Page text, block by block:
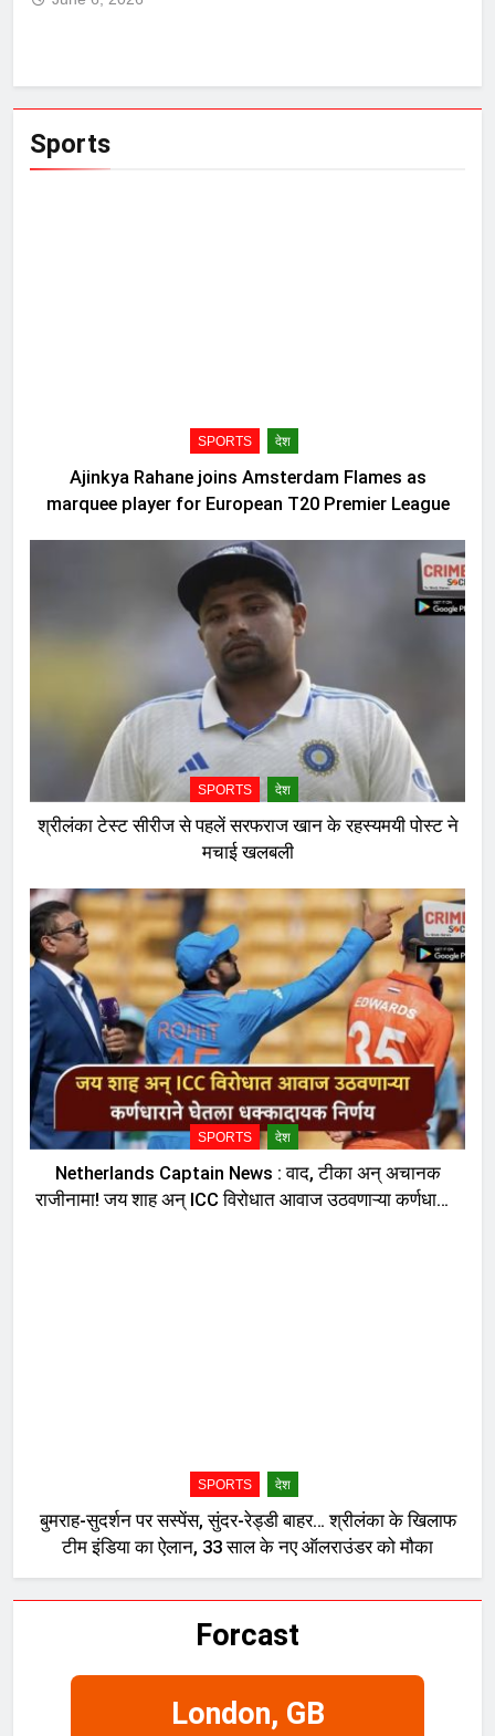
Sports
SPORTS देश
Ajinkya Rahane joins Amsterdam Flames as
marquee player for European T20 Premier League
SPORTS देश
श्रीलंका टेस्ट सीरीज से पहलें सरफराज खान के रहस्यमयी पोस्ट ने
मचाई खलबली
SPORTS देश
Netherlands Captain News : वाद, टीका अन् अचानक
राजीनामा! जय शाह अन् ICC विरोधात आवाज उठवणाऱ्या कर्णधाराने
SPORTS देश
बुमराह-सुदर्शन पर सस्पेंस, सुंदर-रेड्डी बाहर… श्रीलंका के खिलाफ
टीम इंडिया का ऐलान, 33 साल के नए ऑलराउंडर को मौका
Forcast
London, GB